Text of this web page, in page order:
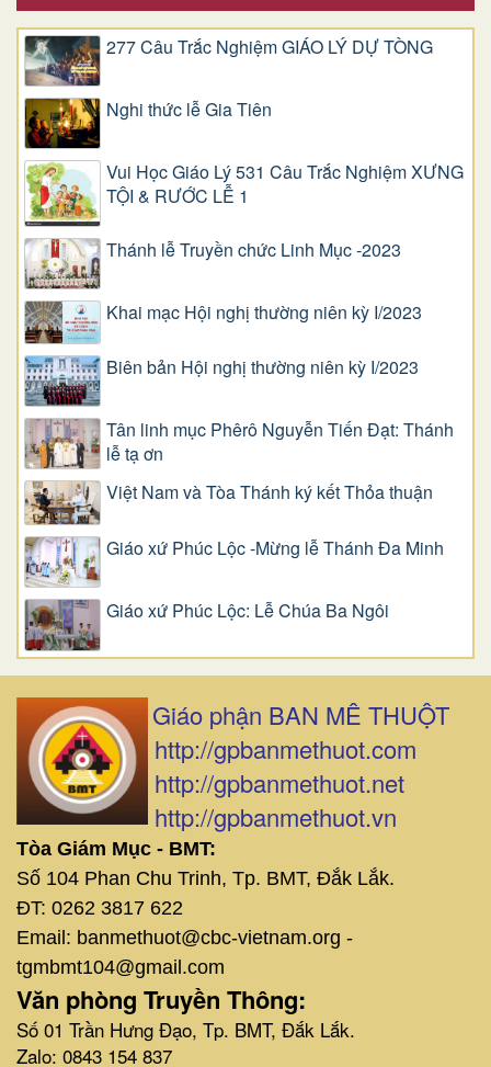
277 Câu Trắc Nghiệm GIÁO LÝ DỰ TÒNG
Nghi thức lễ Gia Tiên
Vui Học Giáo Lý 531 Câu Trắc Nghiệm XƯNG
TỘI & RƯỚC LỄ 1
Thánh lễ Truyền chức Linh Mục -2023
Khai mạc Hội nghị thường niên kỳ I/2023
Biên bản Hội nghị thường niên kỳ I/2023
Tân linh mục Phêrô Nguyễn Tiến Đạt: Thánh
lễ tạ ơn
Việt Nam và Tòa Thánh ký kết Thỏa thuận
Giáo xứ Phúc Lộc -Mừng lễ Thánh Đa Minh
Giáo xứ Phúc Lộc: Lễ Chúa Ba Ngôi
Giáo phận BAN MÊ THUỘT
http://gpbanmethuot.com
http://gpbanmethuot.net
http://gpbanmethuot.vn
Tòa Giám Mục - BMT:
Số 104 Phan Chu Trinh, Tp. BMT, Đắk Lắk.
ĐT: 0262 3817 622
Email: banmethuot@cbc-vietnam.org -
tgmbmt104@gmail.com
Văn phòng Truyền Thông:
Số 01 Trần Hưng Đạo, Tp. BMT, Đắk Lắk.
Zalo: 0843 154 837